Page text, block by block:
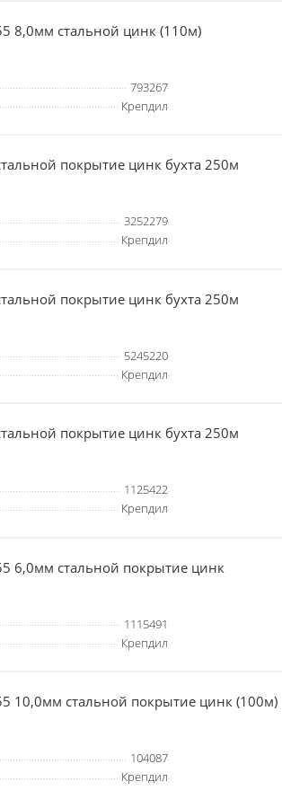
8,0мм стальной цинк (110м)
793267
Крепдил
покрытие цинк бухта 250м
3252279
Крепдил
покрытие цинк бухта 250м
5245220
Крепдил
покрытие цинк бухта 250м
1125422
Крепдил
6,0мм стальной покрытие цинк
1115491
Крепдил
10,0мм стальной покрытие цинк (100м)
104087
Крепдил